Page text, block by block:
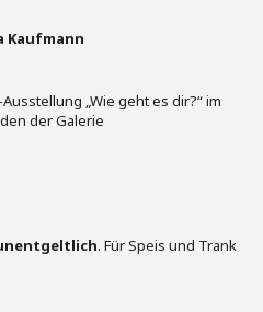
Kaufmann
„Wie geht es dir?“ im
der Galerie
. Für Speis und Trank